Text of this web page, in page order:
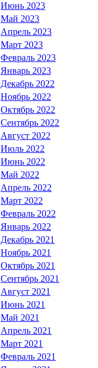
Июнь 2023
Май 2023
Апрель 2023
Март 2023
Февраль 2023
Январь 2023
Декабрь 2022
Ноябрь 2022
Октябрь 2022
Сентябрь 2022
Август 2022
Июль 2022
Июнь 2022
Май 2022
Апрель 2022
Март 2022
Февраль 2022
Январь 2022
Декабрь 2021
Ноябрь 2021
Октябрь 2021
Сентябрь 2021
Август 2021
Июнь 2021
Май 2021
Апрель 2021
Март 2021
Февраль 2021